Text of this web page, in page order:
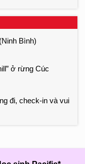
Bình)
ở rừng Cúc
đi, check-in và vui